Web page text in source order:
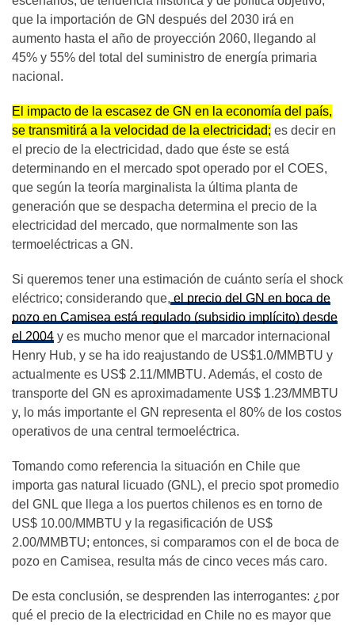
que la importación de GN después del 2030 irá en
aumento hasta el año de proyección 2060, llegando al
45% y 55% del total del suministro de energía primaria
nacional.
El impacto de la escasez de GN en la economía del país,
se transmitirá a la velocidad de la electricidad; es decir en
el precio de la electricidad, dado que éste se está
determinando en el mercado spot operado por el COES,
que según la teoría marginalista la última planta de
generación que se despacha determina el precio de la
electricidad del mercado, que normalmente son las
termoeléctricas a GN.
Si queremos tener una estimación de cuánto sería el shock
eléctrico; considerando que, el precio del GN en boca de
pozo en Camisea está regulado (subsidio implícito) desde
el 2004 y es mucho menor que el marcador internacional
Henry Hub, y se ha ido reajustando de US$1.0/MMBTU y
actualmente es US$ 2.11/MMBTU. Además, el costo de
transporte del GN es aproximadamente US$ 1.23/MMBTU
y, lo más importante el GN representa el 80% de los costos
operativos de una central termoeléctrica.
Tomando como referencia la situación en Chile que
importa gas natural licuado (GNL), el precio spot promedio
del GNL que llega a los puertos chilenos es en torno de
US$ 10.00/MMBTU y la regasificación de US$
2.00/MMBTU; entonces, si comparamos con el de boca de
pozo en Camisea, resulta más de cinco veces más caro.
De esta conclusión, se desprenden las interrogantes: ¿por
qué el precio de la electricidad en Chile no es mayor que